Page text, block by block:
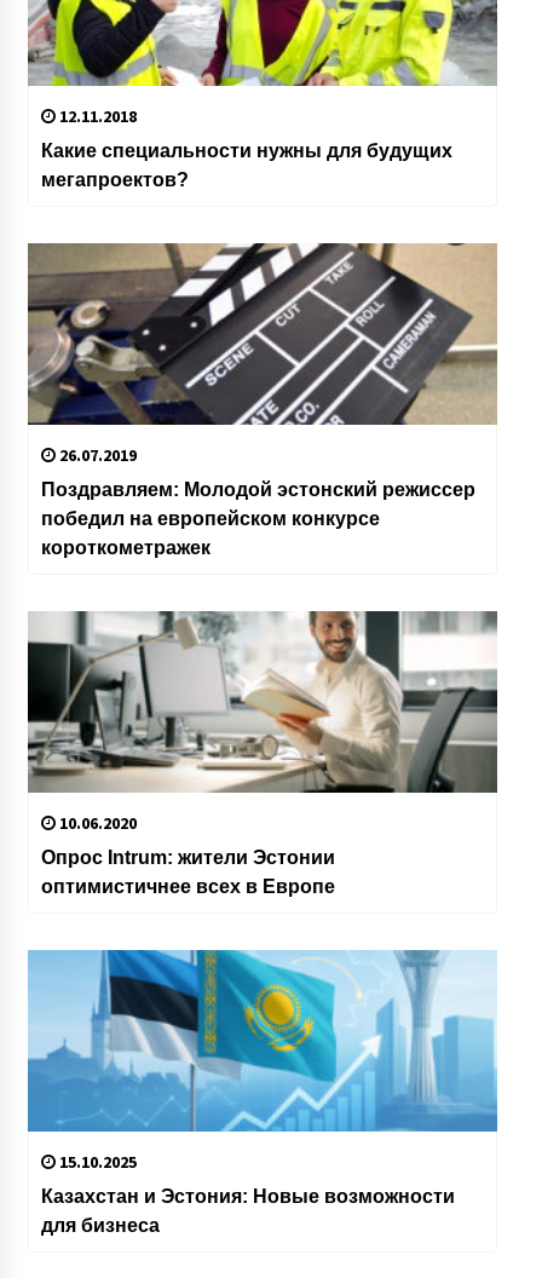
12.11.2018
Какие специальности нужны для будущих
мегапроектов?
26.07.2019
Поздравляем: Молодой эстонский режиссер
победил на европейском конкурсе
короткометражек
10.06.2020
Опрос Intrum: жители Эстонии
оптимистичнее всех в Европе
15.10.2025
Казахстан и Эстония: Новые возможности
для бизнеса